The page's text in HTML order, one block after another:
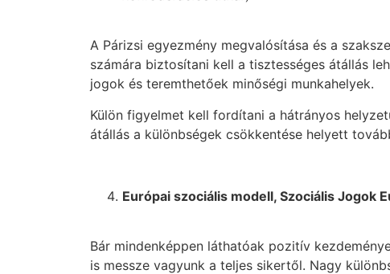
A Párizsi egyezmény megvalósítása és a
számára biztosítani kell a tisztességes átállás
jogok és teremthetőek minőségi munkahelyek.
Külön figyelmet kell fordítani a hátrányos
átállás a különbségek csökkentése helyett
Európai szociális modell, Szociális Jogok
Bár mindenképpen láthatóak pozitív
is messze vagyunk a teljes sikertől. Nagy